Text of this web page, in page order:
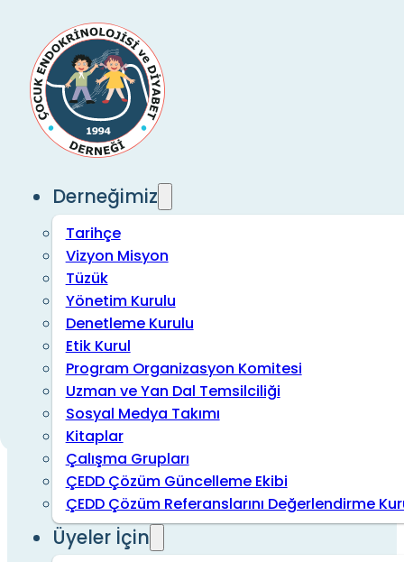
Derneğimiz
Tarihçe
Vizyon Misyon
Tüzük
Yönetim Kurulu
Denetleme Kurulu
Etik Kurul
Program Organizasyon Komitesi
Uzman ve Yan Dal Temsilciliği
Sosyal Medya Takımı
Kitaplar
Çalışma Grupları
ÇEDD Çözüm Güncelleme Ekibi
ÇEDD Çözüm Referanslarını Değerlendirme
Üyeler İçin